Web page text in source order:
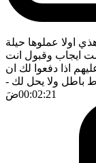
اولا عملوها حيلة
ايجاب وقبول انت
اذا دفعوا لك ان
باطل ولا يحل لك -
00:02:21ضَ